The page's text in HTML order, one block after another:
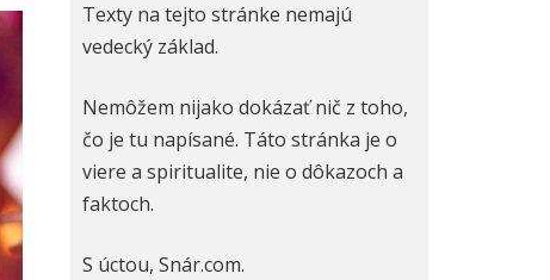
Texty na tejto stránke nemajú
vedecký základ.
Nemôžem nijako dokázať nič z toho,
čo je tu napísané. Táto stránka je o
viere a spiritualite, nie o dôkazoch a
faktoch.
S úctou, Snár.com.